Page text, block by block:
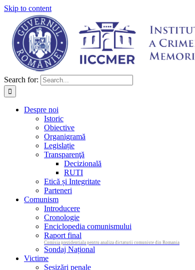
Skip to content
Search for:
Despre noi
Istoric
Obiective
Organigramă
Legislație
Transparenţă
Decizională
RUTI
Etică și Integritate
Parteneri
Comunism
Introducere
Cronologie
Enciclopedia comunismului
Raport final
Comisia prezidentiala pentru analiza dictaturii comuniste din Romania
Sondaj Național
Victime
Sesizări penale